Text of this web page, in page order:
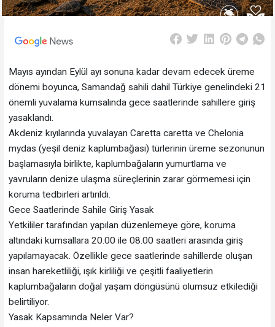
Mayıs ayından Eylül ayı sonuna kadar devam edecek üreme
dönemi boyunca, Samandağ sahili dahil Türkiye genelindeki 21
önemli yuvalama kumsalında gece saatlerinde sahillere giriş
yasaklandı.
Akdeniz kıyılarında yuvalayan Caretta caretta ve Chelonia
mydas (yeşil deniz kaplumbağası) türlerinin üreme sezonunun
başlamasıyla birlikte, kaplumbağaların yumurtlama ve
yavruların denize ulaşma süreçlerinin zarar görmemesi için
koruma tedbirleri artırıldı.
Gece Saatlerinde Sahile Giriş Yasak
Yetkililer tarafından yapılan düzenlemeye göre, koruma
altındaki kumsallara 20.00 ile 08.00 saatleri arasında giriş
yapılamayacak. Özellikle gece saatlerinde sahillerde oluşan
insan hareketliliği, ışık kirliliği ve çeşitli faaliyetlerin
kaplumbağaların doğal yaşam döngüsünü olumsuz etkilediği
belirtiliyor.
Yasak Kapsamında Neler Var?